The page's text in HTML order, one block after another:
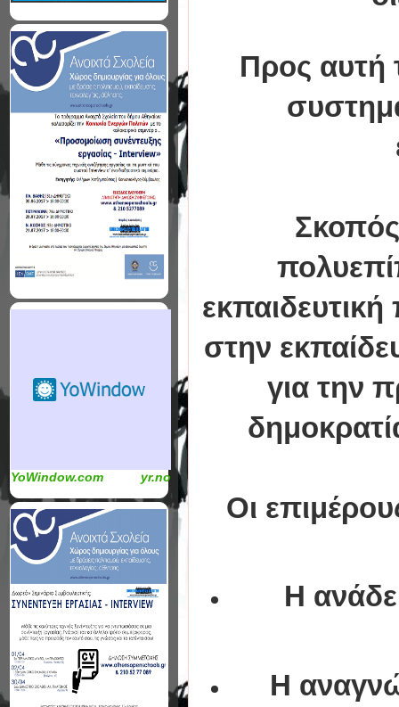
Προς αυτή
Σκοπός
στην
για την
Οι
Η
Η
YoWindow.com yr.no